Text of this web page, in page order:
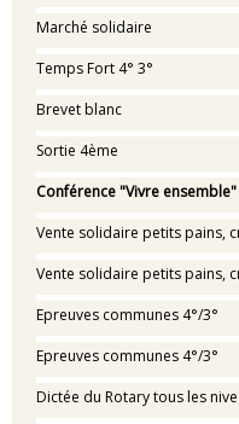
Marché solidaire
Temps Fort 4° 3°
Brevet blanc
Sortie 4ème
Conférence "Vivre ensemble"
Vente solidaire petits pains,
Vente solidaire petits pains,
Epreuves communes 4°/3°
Epreuves communes 4°/3°
Dictée du Rotary tous les